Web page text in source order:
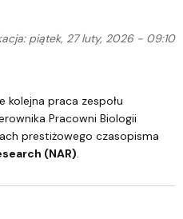
piątek, 27 luty, 2026 - 09:10
Igora Koniecznegopna
kolejna praca zespołu
Pracowni Biologii
prestiżowego czasopisma
(NAR).